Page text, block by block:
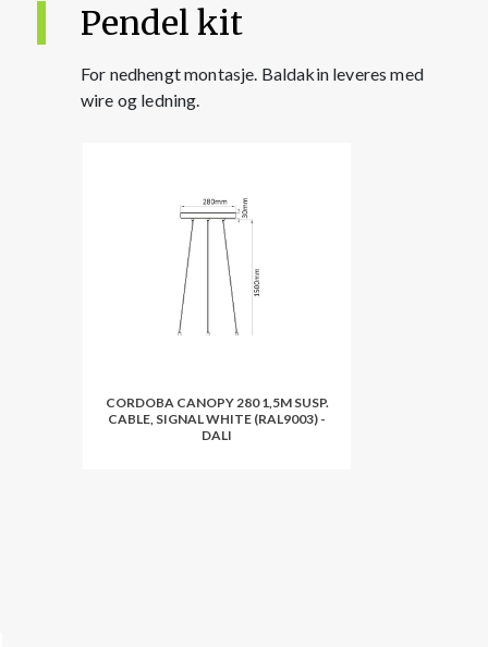
Pendel kit
For nedhengt montasje. Baldakin leveres med
wire og ledning.
CORDOBA CANOPY 280 1,5M SUSP.
CABLE, SIGNAL WHITE (RAL9003) -
DALI